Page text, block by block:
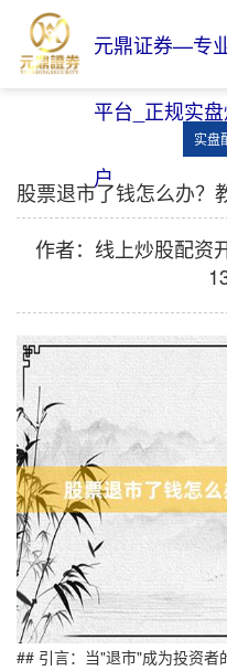
元鼎证券—专
平台_正规实
户
实盘
股票退市了钱怎么办？
作者：线上炒股配资
## 引言：当"退市"成为投资者